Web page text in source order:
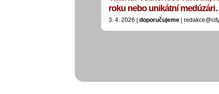
roku nebo unikátní
3. 4. 2026 | doporučujeme |